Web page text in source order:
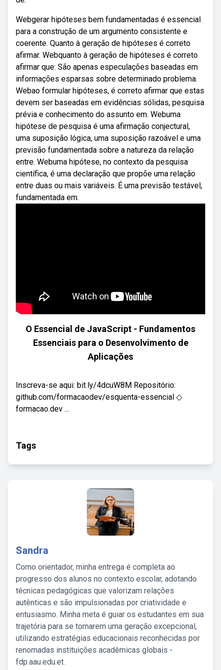
Webgerar hipóteses bem fundamentadas é essencial
para a construção de um argumento consistente e
coerente. Quanto à geração de hipóteses é correto
afirmar. Webquanto à geração de hipóteses é correto
afirmar que: São apenas especulações baseadas em
informações esparsas sobre determinado problema.
Webao formular hipóteses, é correto afirmar que estas
devem ser baseadas em evidências sólidas, pesquisa
prévia e conhecimento do assunto em. Webuma
hipótese de pesquisa é uma afirmação conjectural,
uma suposição lógica, uma suposição razoável e uma
previsão fundamentada sobre a natureza da relação
entre. Webuma hipótese, no contexto da pesquisa
científica, é uma declaração que propõe uma relação
entre duas ou mais variáveis. É uma previsão testável,
fundamentada em.
O Essencial de JavaScript - Fundamentos
Essenciais para o Desenvolvimento de
Aplicações
Inscreva-se aqui: bit.ly/4dcuW8M Repositório:
github.com/formacaodev/esquenta-essencial ◇
formacao.dev ...
Tags
Sandra
Como orientador, minha entrega é completa ao
progresso dos alunos no contexto escolar, adotando
técnicas pedagógicas que valorizam relações
autênticas e são impulsionadas por criatividade e
entusiasmo. Minha meta é guiar os estudantes em sua
trajetória para se tornarem uma geração excepcional,
utilizando estratégias educacionais reconhecidas por
renomadas instituições acadêmicas globais -
fdp.aau.edu.et.